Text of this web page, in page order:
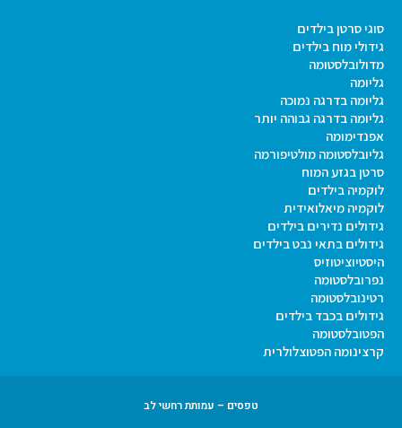
סוגי סרטן בילדים
גידולי מוח בילדים
מדולובלסטומה
גליומה
גליומה בדרגה נמוכה
גליומה בדרגה גבוהה יותר
אפנדימומה
גליובלסטומה מולטיפורמה
סרטן בגזע המוח
לוקמיה בילדים
לוקמיה מיאלואידית
גידולים נדירים בילדים
גידולים בתאי נבט בילדים
היסטיוציטוזיס
נפרובלסטומה
רטינובלסטומה
גידולים בכבד בילדים
הפטובלסטומה
קרצינומה הפטוצלולרית
טפסים – עמותת רחשי לב